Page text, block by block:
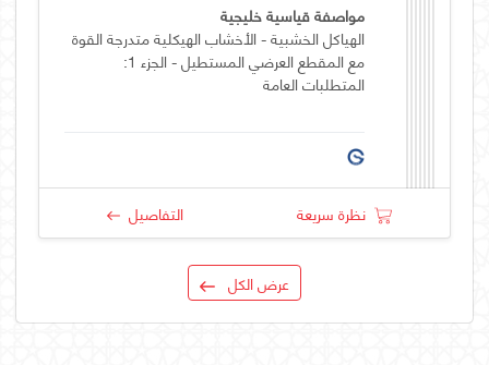
مواصفة قياسية خليجية
الهياكل الخشبية - الأخشاب الهيكلية متدرجة القوة
مع المقطع العرضي المستطيل - الجزء 1:
المتطلبات العامة
نظرة سريعة التفاصيل
عرض الكل